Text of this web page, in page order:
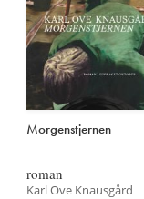
Morgenstjernen
roman
Karl Ove Knausgård